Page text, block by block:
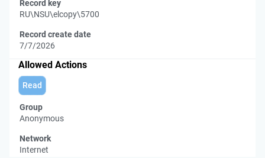
Record key
RU\NSU\elcopy\5700
Record create date
7/7/2026
Allowed Actions
Read
Group
Anonymous
Network
Internet